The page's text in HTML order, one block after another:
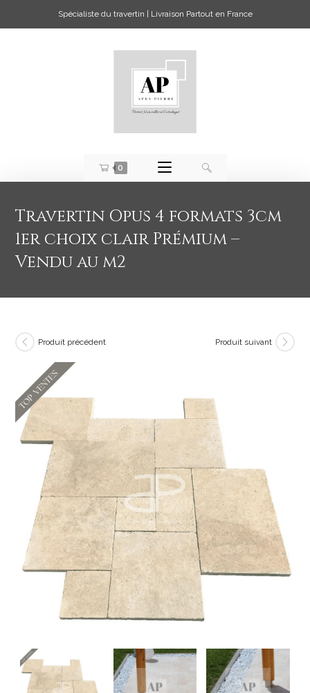
Spécialiste du travertin | Livraison Partout en France
0
Travertin Opus 4 formats 3cm
1er choix clair Prémium –
Vendu au m2
Produit précédent Produit suivant